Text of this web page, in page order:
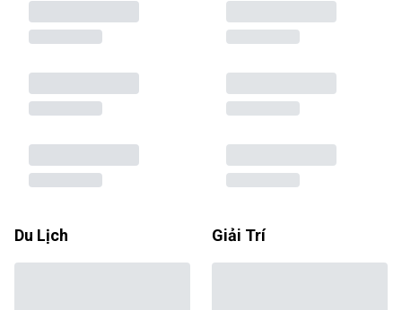
Du Lịch Giải Trí